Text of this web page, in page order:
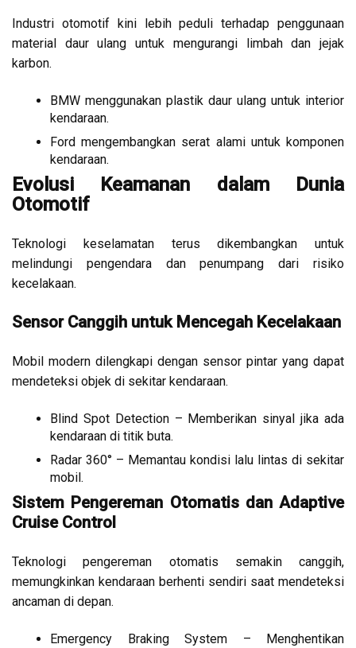
Industri otomotif kini lebih peduli terhadap penggunaan
material daur ulang untuk mengurangi limbah dan jejak
karbon.
BMW menggunakan plastik daur ulang untuk interior
kendaraan.
Ford mengembangkan serat alami untuk komponen
kendaraan.
Evolusi Keamanan dalam Dunia
Otomotif
Teknologi keselamatan terus dikembangkan untuk
melindungi pengendara dan penumpang dari risiko
kecelakaan.
Sensor Canggih untuk Mencegah Kecelakaan
Mobil modern dilengkapi dengan sensor pintar yang dapat
mendeteksi objek di sekitar kendaraan.
Blind Spot Detection – Memberikan sinyal jika ada
kendaraan di titik buta.
Radar 360° – Memantau kondisi lalu lintas di sekitar
mobil.
Sistem Pengereman Otomatis dan Adaptive
Cruise Control
Teknologi pengereman otomatis semakin canggih,
memungkinkan kendaraan berhenti sendiri saat mendeteksi
ancaman di depan.
Emergency Braking System – Menghentikan